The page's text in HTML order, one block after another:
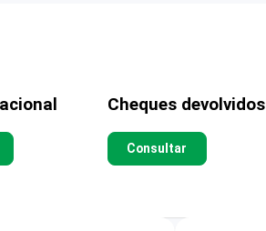
Cheques devolvidos
Consultar